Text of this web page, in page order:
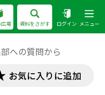
場 資料をさがす ログイン メニュー
への質問から
お気に入りに追加